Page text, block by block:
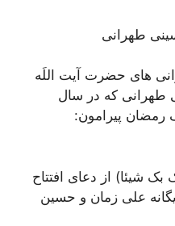
طهرانی
های حضرت آیت اللَه
که در سال
شيئا) از دعای افتتاح
علی زمان و حسین